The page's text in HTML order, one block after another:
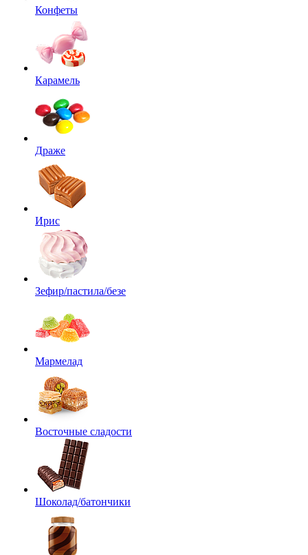
Конфеты
Карамель
Драже
Ирис
Зефир/пастила/безе
Мармелад
Восточные сладости
Шоколад/батончики